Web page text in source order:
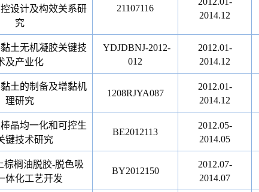
设计及构效关系研
究
21107116
2014.12
土无机凝胶关键技
及产业化
YDJDBNJ-2012-
012
2012.01-
2014.12
土的制备及增黏机
理研究
1208RJYA087
2012.01-
2014.12
晶均一化和可控生
键技术研究
BE2012113
2012.05-
2014.05
棕榈油脱胶-脱色吸
体化工艺开发
BY2012150
2012.07-
2014.07